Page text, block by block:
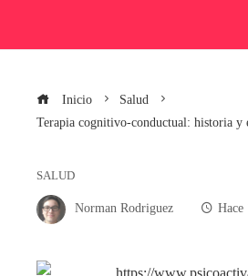
Inicio
Salud
Terapia cognitivo-conductual: historia y
SALUD
Norman Rodriguez Hace